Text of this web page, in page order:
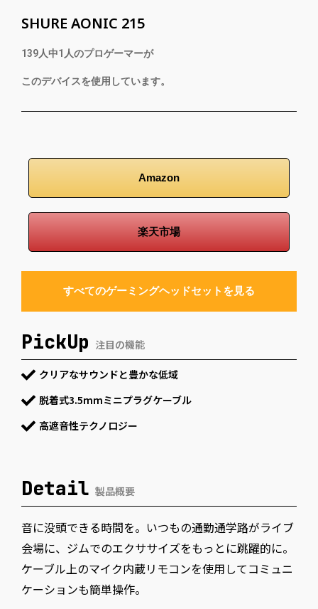
SHURE AONIC 215
139人中1 人のプロゲーマーが
このデバイスを使用しています。
Amazon
楽天市場
すべてのゲーミングヘッドセットを見る
PickUp 注目の機能
クリアなサウンドと豊かな低域
脱着式3.5mmミニプラグケーブル
高遮音性テクノロジー
Detail 製品概要
音に没頭できる時間を。いつもの通勤通学路がライブ
会場に、ジムでのエクササイズをもっとに跳躍的に。
ケーブル上のマイク内蔵リモコンを使用してコミュニ
ケーションも簡単操作。